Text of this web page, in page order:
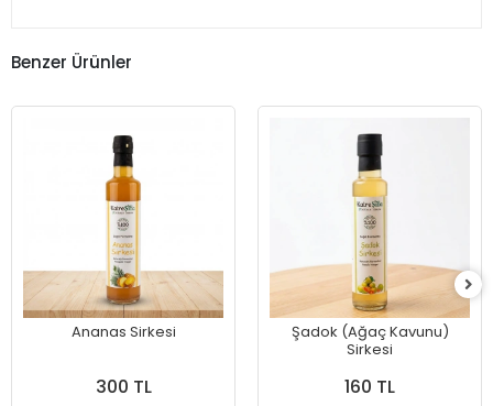
Benzer Ürünler
Ananas Sirkesi
300 TL
Şadok (Ağaç Kavunu)
Sirkesi
160 TL